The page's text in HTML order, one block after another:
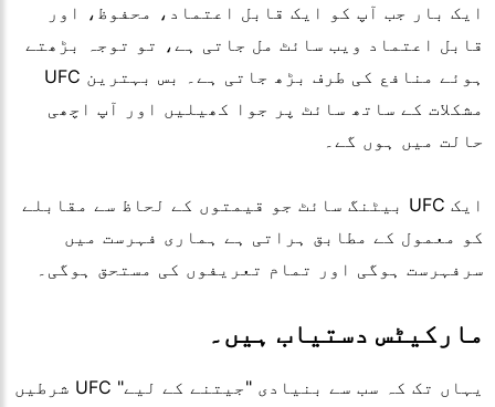
ایک بار جب آپ کو ایک قابل اعتماد، محفوظ، اور
قابل اعتماد ویب سائٹ مل جاتی ہے، تو توجہ بڑھتے
ہوئے منافع کی طرف بڑھ جاتی ہے۔ بس بہترین UFC
مشکلات کے ساتھ سائٹ پر جوا کھیلیں اور آپ اچھی
حالت میں ہوں گے۔
ایک UFC بیٹنگ سائٹ جو قیمتوں کے لحاظ سے مقابلے
کو معمول کے مطابق ہراتی ہے ہماری فہرست میں
سرفہرست ہوگی اور تمام تعریفوں کی مستحق ہوگی۔
مارکیٹس دستیاب ہیں۔
یہاں تک کہ سب سے بنیادی "جیتنے کے لیے" UFC شرطیں